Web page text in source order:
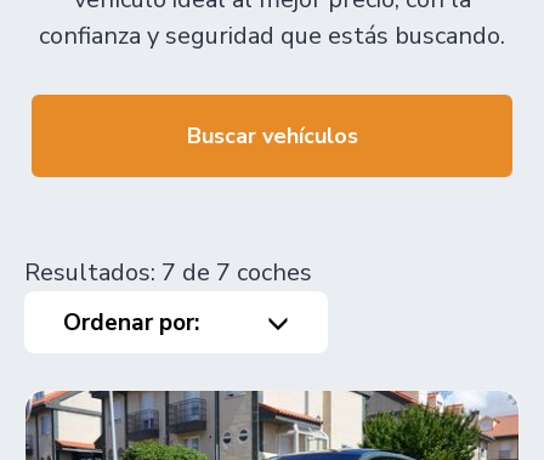
confianza y seguridad que estás buscando.
Buscar vehículos
Resultados: 7 de 7 coches
Ordenar por: